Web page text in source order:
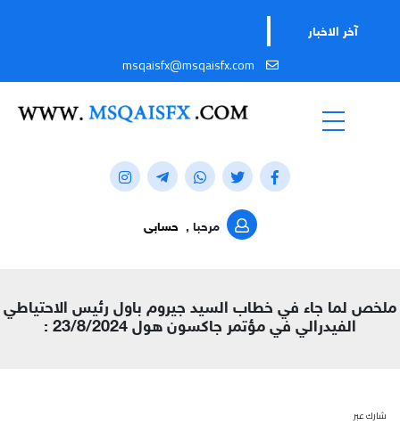
آخر الاخبار
msqaisfx@msqaisfx.com
مرحبا , حسابى
ملخص لما جاء في خطاب السيد جيروم باول رئيس الاحتياطي
الفيدرالي في مؤتمر جاكسون هول 23/8/2024 :
شارك عبر